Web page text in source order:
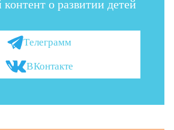
о развитии детей
Телеграмм
ВКонтакте